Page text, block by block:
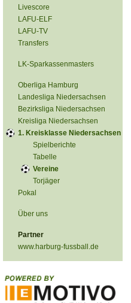
Livescore
LAFU-ELF
LAFU-TV
Transfers
LK-Sparkassenmasters
Oberliga Hamburg
Landesliga Niedersachsen
Bezirksliga Niedersachsen
Kreisliga Niedersachsen
1. Kreisklasse Niedersachsen
Spielberichte
Tabelle
Vereine
Torjäger
Pokal
Über uns
Partner
www.harburg-fussball.de